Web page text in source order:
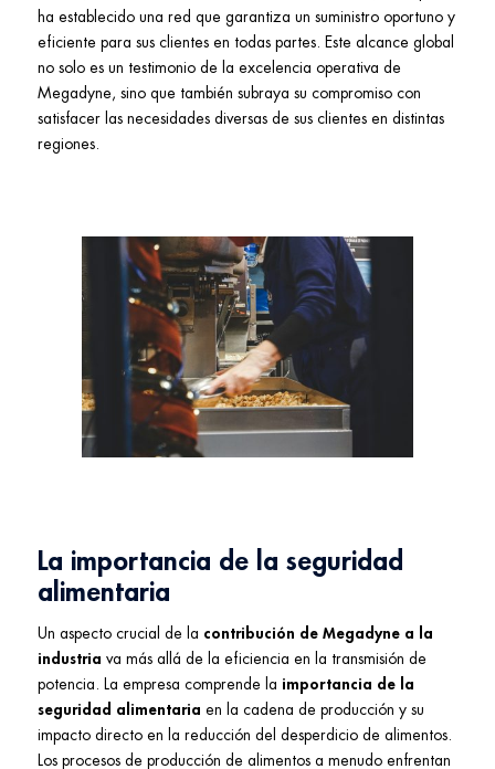
ha establecido una red que garantiza un suministro oportuno y
eficiente para sus clientes en todas partes. Este alcance global
no solo es un testimonio de la excelencia operativa de
Megadyne, sino que también subraya su compromiso con
satisfacer las necesidades diversas de sus clientes en distintas
regiones.
La importancia de la seguridad
alimentaria
Un aspecto crucial de la contribución de Megadyne a la
industria va más allá de la eficiencia en la transmisión de
potencia. La empresa comprende la importancia de la
seguridad alimentaria en la cadena de producción y su
impacto directo en la reducción del desperdicio de alimentos.
Los procesos de producción de alimentos a menudo enfrentan